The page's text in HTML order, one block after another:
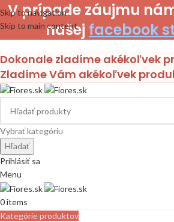
Skip to navigation
Skip to main content
V prípade záujmu
našej facebook
Dokonale zladíme akékoľvek
Zladíme Vám akékoľvek
Vybrať kategóriu
Hľadať
Prihlásiť sa
Menu
0items
Kategórie produktov